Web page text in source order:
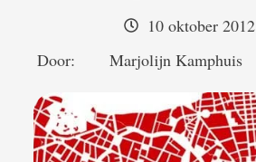
10 oktober 2012
Door:
Marjolijn Kamphuis